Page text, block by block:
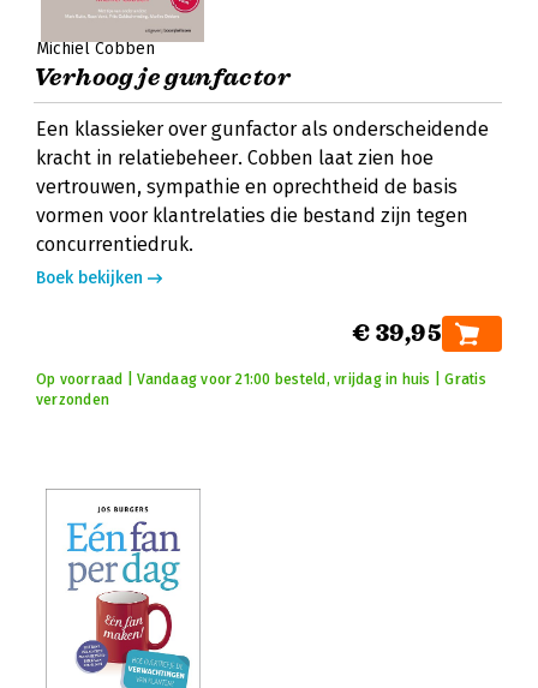
Michiel Cobben
Verhoog je gunfactor
Een klassieker over gunfactor als onderscheidende
kracht in relatiebeheer. Cobben laat zien hoe
vertrouwen, sympathie en oprechtheid de basis
vormen voor klantrelaties die bestand zijn tegen
concurrentiedruk.
Boek bekijken
€ 39,95
Op voorraad | Vandaag voor 21:00 besteld, vrijdag in huis | Gratis
verzonden